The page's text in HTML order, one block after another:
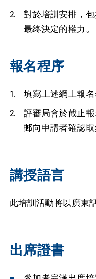
對於培訓安排，
最终決定的權力。
報名程序
填寫上述網上報名
評審局會於截止
郵向申請者確認取
講授語言
此培訓活動將以廣東
出席證書